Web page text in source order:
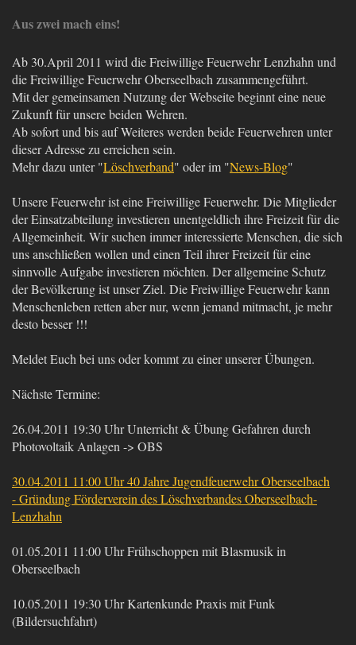
Aus zwei mach eins!
Ab 30.April 2011 wird die Freiwillige Feuerwehr Lenzhahn und
die Freiwillige Feuerwehr Oberseelbach zusammengeführt.
Mit der gemeinsamen Nutzung der Webseite beginnt eine neue
Zukunft für unsere beiden Wehren.
Ab sofort und bis auf Weiteres werden beide Feuerwehren unter
dieser Adresse zu erreichen sein.
Mehr dazu unter "Löschverband" oder im "News-Blog"
Unsere Feuerwehr ist eine Freiwillige Feuerwehr. Die Mitglieder
der Einsatzabteilung investieren unentgeldlich ihre Freizeit für die
Allgemeinheit. Wir suchen immer interessierte Menschen, die sich
uns anschließen wollen und einen Teil ihrer Freizeit für eine
sinnvolle Aufgabe investieren möchten. Der allgemeine Schutz
der Bevölkerung ist unser Ziel. Die Freiwillige Feuerwehr kann
Menschenleben retten aber nur, wenn jemand mitmacht, je mehr
desto besser !!!
Meldet Euch bei uns oder kommt zu einer unserer Übungen.
Nächste Termine:
26.04.2011 19:30 Uhr Unterricht & Übung Gefahren durch
Photovoltaik Anlagen -> OBS
30.04.2011 11:00 Uhr 40 Jahre Jugendfeuerwehr Oberseelbach
- Gründung Förderverein des Löschverbandes Oberseelbach-
Lenzhahn
01.05.2011 11:00 Uhr Frühschoppen mit Blasmusik in
Oberseelbach
10.05.2011 19:30 Uhr Kartenkunde Praxis mit Funk
(Bildersuchfahrt)